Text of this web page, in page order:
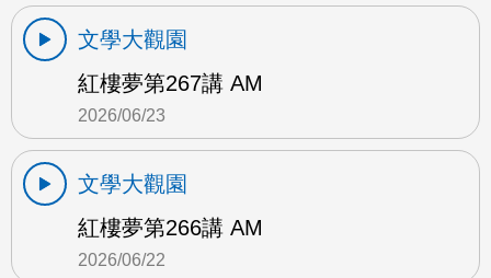
文學大觀園
紅樓夢第267講 AM
2026/06/23
文學大觀園
紅樓夢第266講 AM
2026/06/22